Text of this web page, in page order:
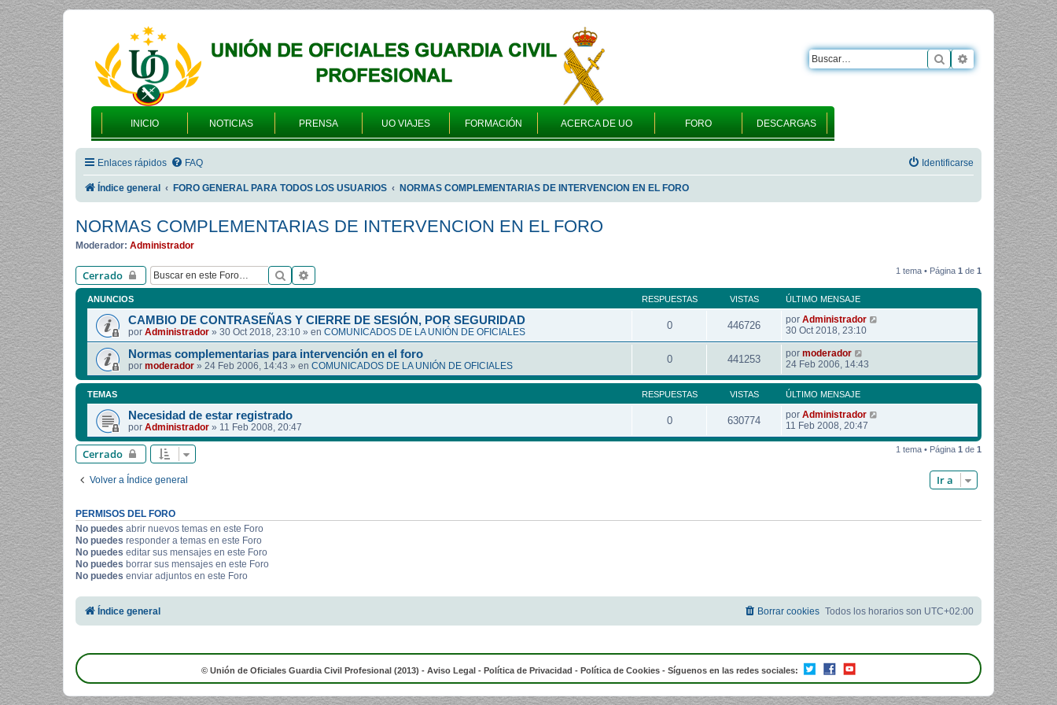
INICIO NOTICIAS PRENSA UO VIAJES FORMACIÓN ACERCA DE UO FORO DESCARGAS
Buscar Búsqueda
Enlaces rápidos FAQ Identificarse
Índice general FORO GENERAL PARA TODOS LOS USUARIOS NORMAS COMPLEMENTARIAS DE INTERVENCION EN EL FORO
NORMAS COMPLEMENTARIAS DE INTERVENCION EN EL FORO
Moderador: Administrador
Cerrado Buscar 1 tema • Página 1 de 1
ANUNCIOS RESPUESTAS VISTAS ÚLTIMO MENSAJE
CAMBIO DE CONTRASEÑAS Y CIERRE DE SESIÓN, POR SEGURIDAD
por Administrador » 30 Oct 2018, 23:10 » en COMUNICADOS DE LA UNIÓN DE OFICIALES
0 446726 por Administrador
30 Oct 2018, 23:10
Normas complementarias para intervención en el foro
por moderador » 24 Feb 2006, 14:43 » en COMUNICADOS DE LA UNIÓN DE OFICIALES
0 441253 por moderador
24 Feb 2006, 14:43
TEMAS RESPUESTAS VISTAS ÚLTIMO MENSAJE
Necesidad de estar registrado
por Administrador » 11 Feb 2008, 20:47
0 630774 por Administrador
11 Feb 2008, 20:47
Cerrado 1 tema • Página 1 de 1
Volver a Índice general Ir a
PERMISOS DEL FORO
No puedes abrir nuevos temas en este Foro
No puedes responder a temas en este Foro
No puedes editar sus mensajes en este Foro
No puedes borrar sus mensajes en este Foro
No puedes enviar adjuntos en este Foro
Índice general Todos los horarios son UTC+02:00
Borrar cookies
© Unión de Oficiales Guardia Civil Profesional (2013) - Aviso Legal - Política de Privacidad - Política de Cookies - Síguenos en las redes sociales: